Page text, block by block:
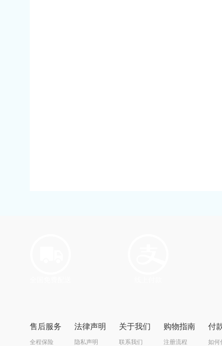
售后服务
全程保险
法律声明
隐私声明
关于我们
联系我们
购物指南
注册流程
付
如何